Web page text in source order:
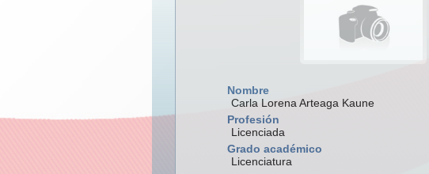
Nombre
Carla Lorena Arteaga Kaune
Profesión
Licenciada
Grado académico
Licenciatura